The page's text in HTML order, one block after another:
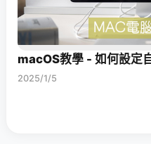
macOS教學 - 如何設定
2025/1/5